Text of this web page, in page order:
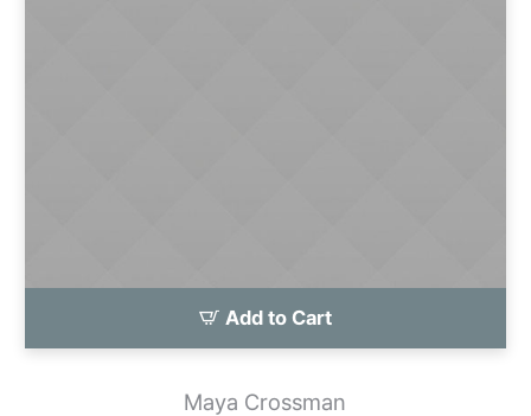
Add to Cart
Maya Crossman